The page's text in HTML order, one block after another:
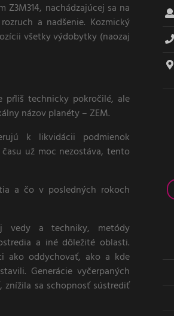
nachádzajúcej sa na
a nadšenie. Kozmický
všetky výdobytky (naozaj
pŕliš technicky pokročilé, ale
názov planéty – ZEM.
k likvidácii podmienok
už moc nezostáva, tento
a čo v posledných rokoch
vedy a techniky, metódy
a iné dôležité oblasti.
ako oddychovať, ako a kde
Generácie vyčerpaných
sa schopnosť sústrediť